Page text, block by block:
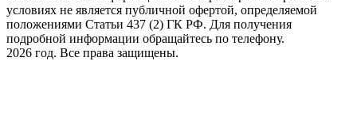
условиях не является публичной офертой, определяемой
положениями Статьи 437 (2) ГК РФ. Для получения
подробной информации обращайтесь по телефону.
2026 год. Все права защищены.